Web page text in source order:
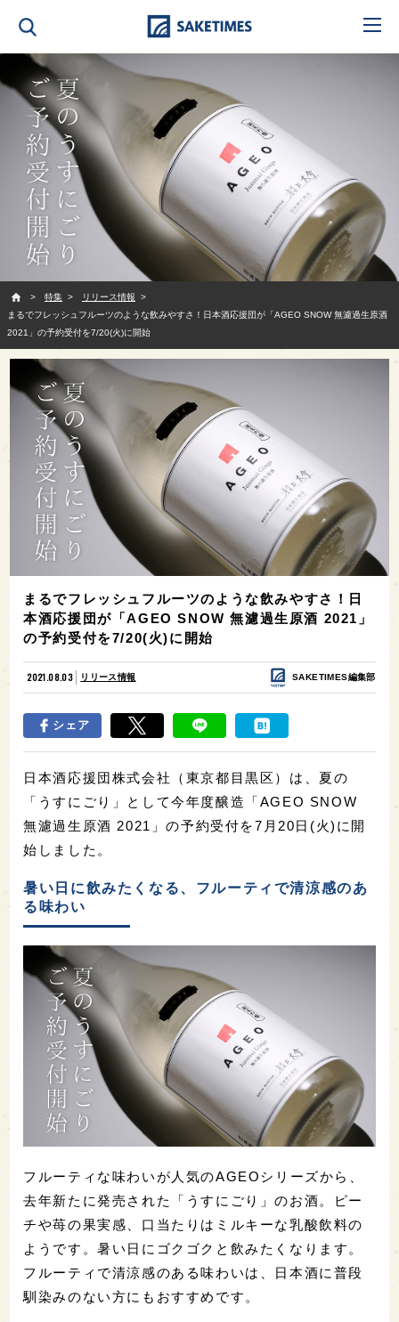
特集
リリース情報
まるでフレッシュフルーツのような飲みやすさ！日本酒応援団が「AGEO SNOW 無濾過生原酒
2021」の予約受付を7/20(火)に開始
まるでフレッシュフルーツのような飲みやすさ！日
本酒応援団が「AGEO SNOW 無濾過生原酒 2021」
の予約受付を7/20(火)に開始
2021.08.03 リリース情報 SAKETIMES編集部
シェア
日本酒応援団株式会社（東京都目黒区）は、夏の
「うすにごり」として今年度醸造「AGEO SNOW
無濾過生原酒 2021」の予約受付を7月20日(火)に開
始しました。
暑い日に飲みたくなる、フルーティで清涼感のあ
る味わい
フルーティな味わいが人気のAGEOシリーズから、
去年新たに発売された「うすにごり」のお酒。ピー
チや苺の果実感、口当たりはミルキーな乳酸飲料の
ようです。暑い日にゴクゴクと飲みたくなります。
フルーティで清涼感のある味わいは、日本酒に普段
馴染みのない方にもおすすめです。